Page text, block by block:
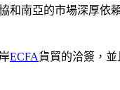
南亞的市場深厚
ECFA貨貿的洽簽，